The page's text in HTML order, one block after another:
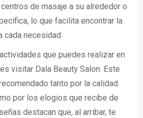
de masaje a su alrededor o
lo que facilita encontrar la
cada necesidad.
que puedes realizar en
visitar Dala Beauty Salon. Este
tanto por la calidad
por los elogios que recibe de
destacan que, al arribar, te